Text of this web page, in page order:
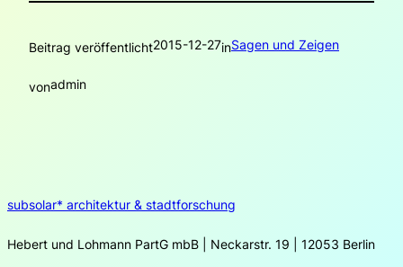
Beitrag veröffentlicht2015-12-27inSagen und Zeigen
vonadmin
subsolar* architektur & stadtforschung
Hebert und Lohmann PartG mbB | Neckarstr. 19 | 12053 Berlin